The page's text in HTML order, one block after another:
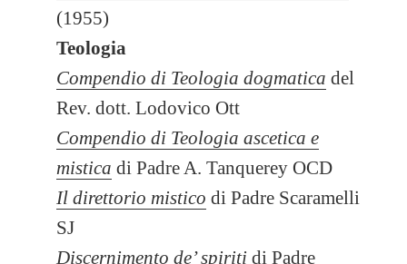
(1955)
Teologia
Compendio di Teologia dogmatica del
Rev. dott. Lodovico Ott
Compendio di Teologia ascetica e
mistica di Padre A. Tanquerey OCD
Il direttorio mistico di Padre Scaramelli
SJ
Discernimento de’ spiriti di Padre